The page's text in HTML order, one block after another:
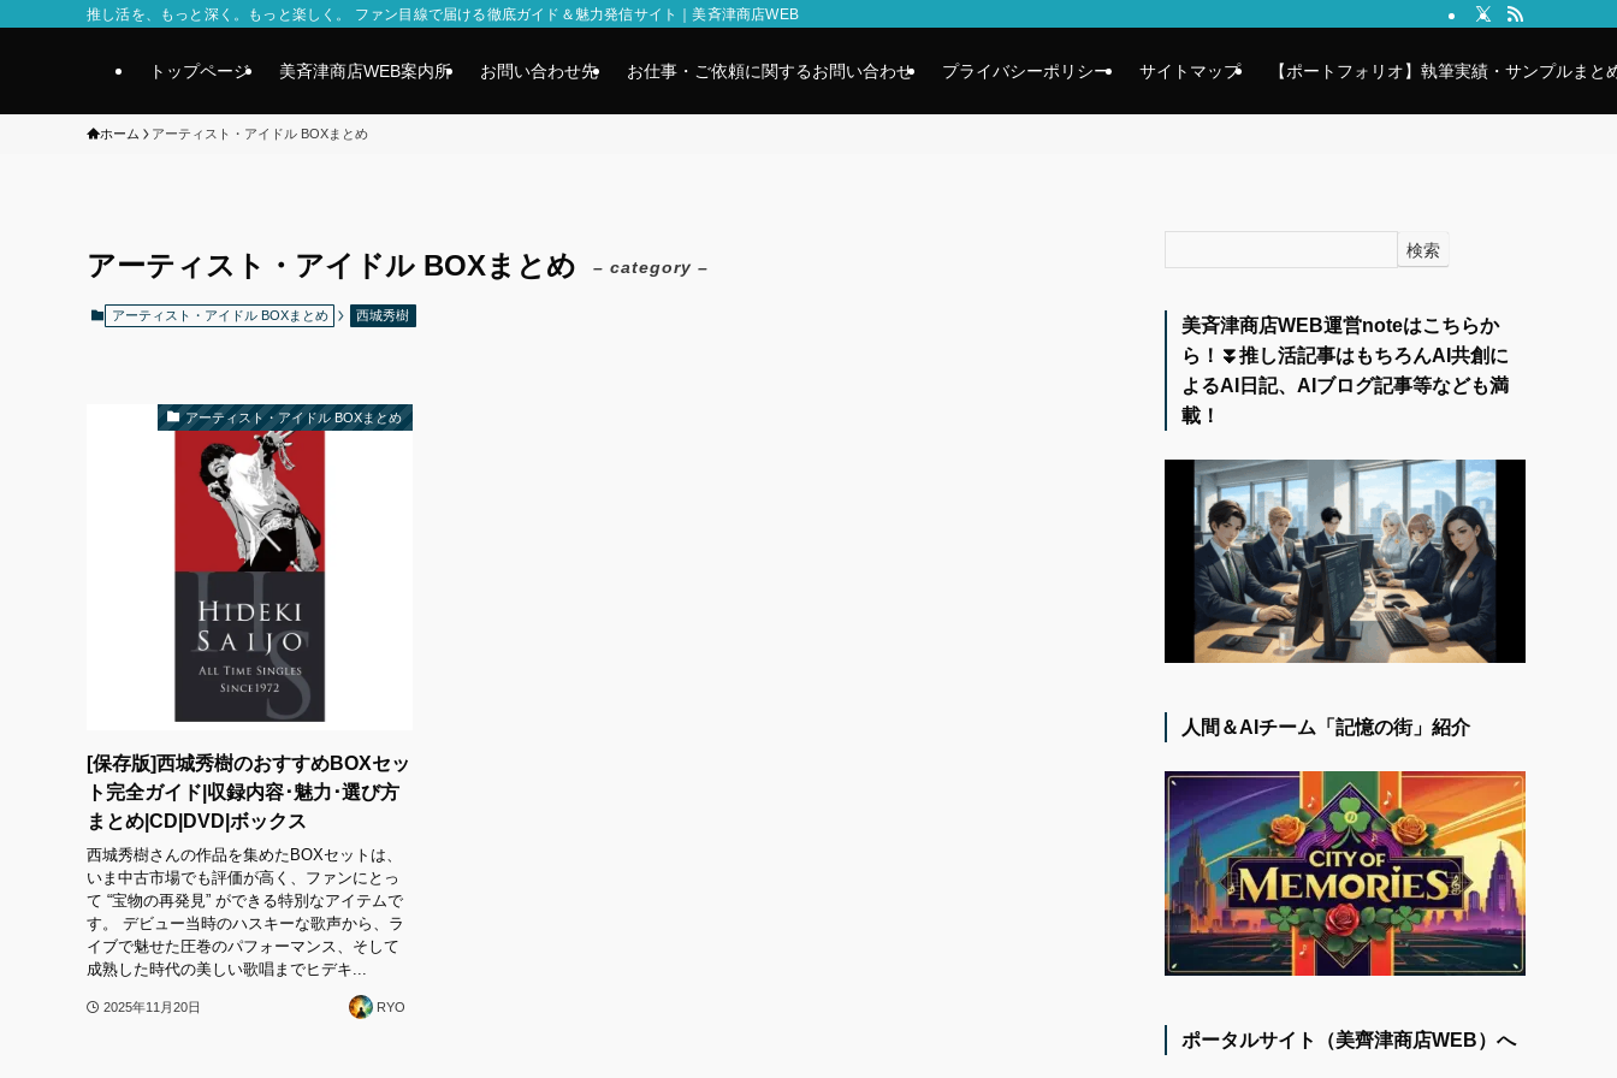
推し活を、もっと深く。もっと楽しく。 ファン目線で届ける徹底ガイド＆魅力発信サイト｜美斉津商店WEB
トップページ 美斉津商店WEB案内所 お問い合わせ先 お仕事・ご依頼に関するお問い合わせ プライバシーポリシー サイトマップ 【ポートフォリオ】執筆実績・サンプルま
ホーム アーティスト・アイドル BOXまとめ
アーティスト・アイドル BOXまとめ – category –
アーティスト・アイドル BOXまとめ 西城秀樹
アーティスト・アイドル BOXまとめ
[保存版]西城秀樹のおすすめBOXセッ
ト完全ガイド|収録内容･魅力･選び方
まとめ|CD|DVD|ボックス
西城秀樹さんの作品を集めたBOXセットは、
いま中古市場でも評価が高く、ファンにとっ
て “宝物の再発見” ができる特別なアイテムで
す。 デビュー当時のハスキーな歌声から、ラ
イブで魅せた圧巻のパフォーマンス、そして
成熟した時代の美しい歌唱までヒデキ...
2025年11月20日 RYO
検索
美斉津商店WEB運営noteはこちらか
ら！⏬️推し活記事はもちろんAI共創に
よるAI日記、AIブログ記事等なども満
載！
人間＆AIチーム「記憶の街」紹介
ポータルサイト（美齊津商店WEB）へ